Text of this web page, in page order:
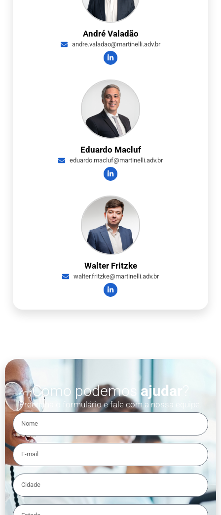
André Valadão
andre.valadao@martinelli.adv.br
Eduardo Macluf
eduardo.macluf@martinelli.adv.br
Walter Fritzke
walter.fritzke@martinelli.adv.br
Como podemos ajudar
Preencha o formulário e fale com a nossa equipe.